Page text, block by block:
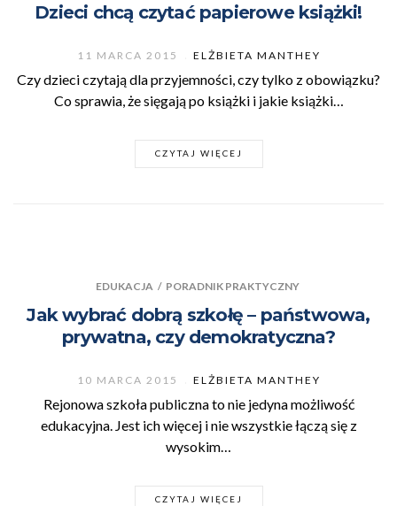
Dzieci chcą czytać papierowe książki!
11 MARCA 2015 ELŻBIETA MANTHEY
Czy dzieci czytają dla przyjemności, czy tylko z obowiązku?
Co sprawia, że sięgają po książki i jakie książki…
CZYTAJ WIĘCEJ
EDUKACJA / PORADNIK PRAKTYCZNY
Jak wybrać dobrą szkołę – państwowa,
prywatna, czy demokratyczna?
10 MARCA 2015 ELŻBIETA MANTHEY
Rejonowa szkoła publiczna to nie jedyna możliwość
edukacyjna. Jest ich więcej i nie wszystkie łączą się z
wysokim…
CZYTAJ WIĘCEJ